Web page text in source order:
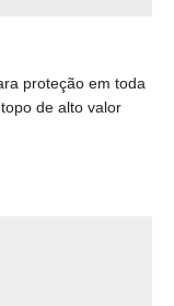
proteção em toda
de alto valor